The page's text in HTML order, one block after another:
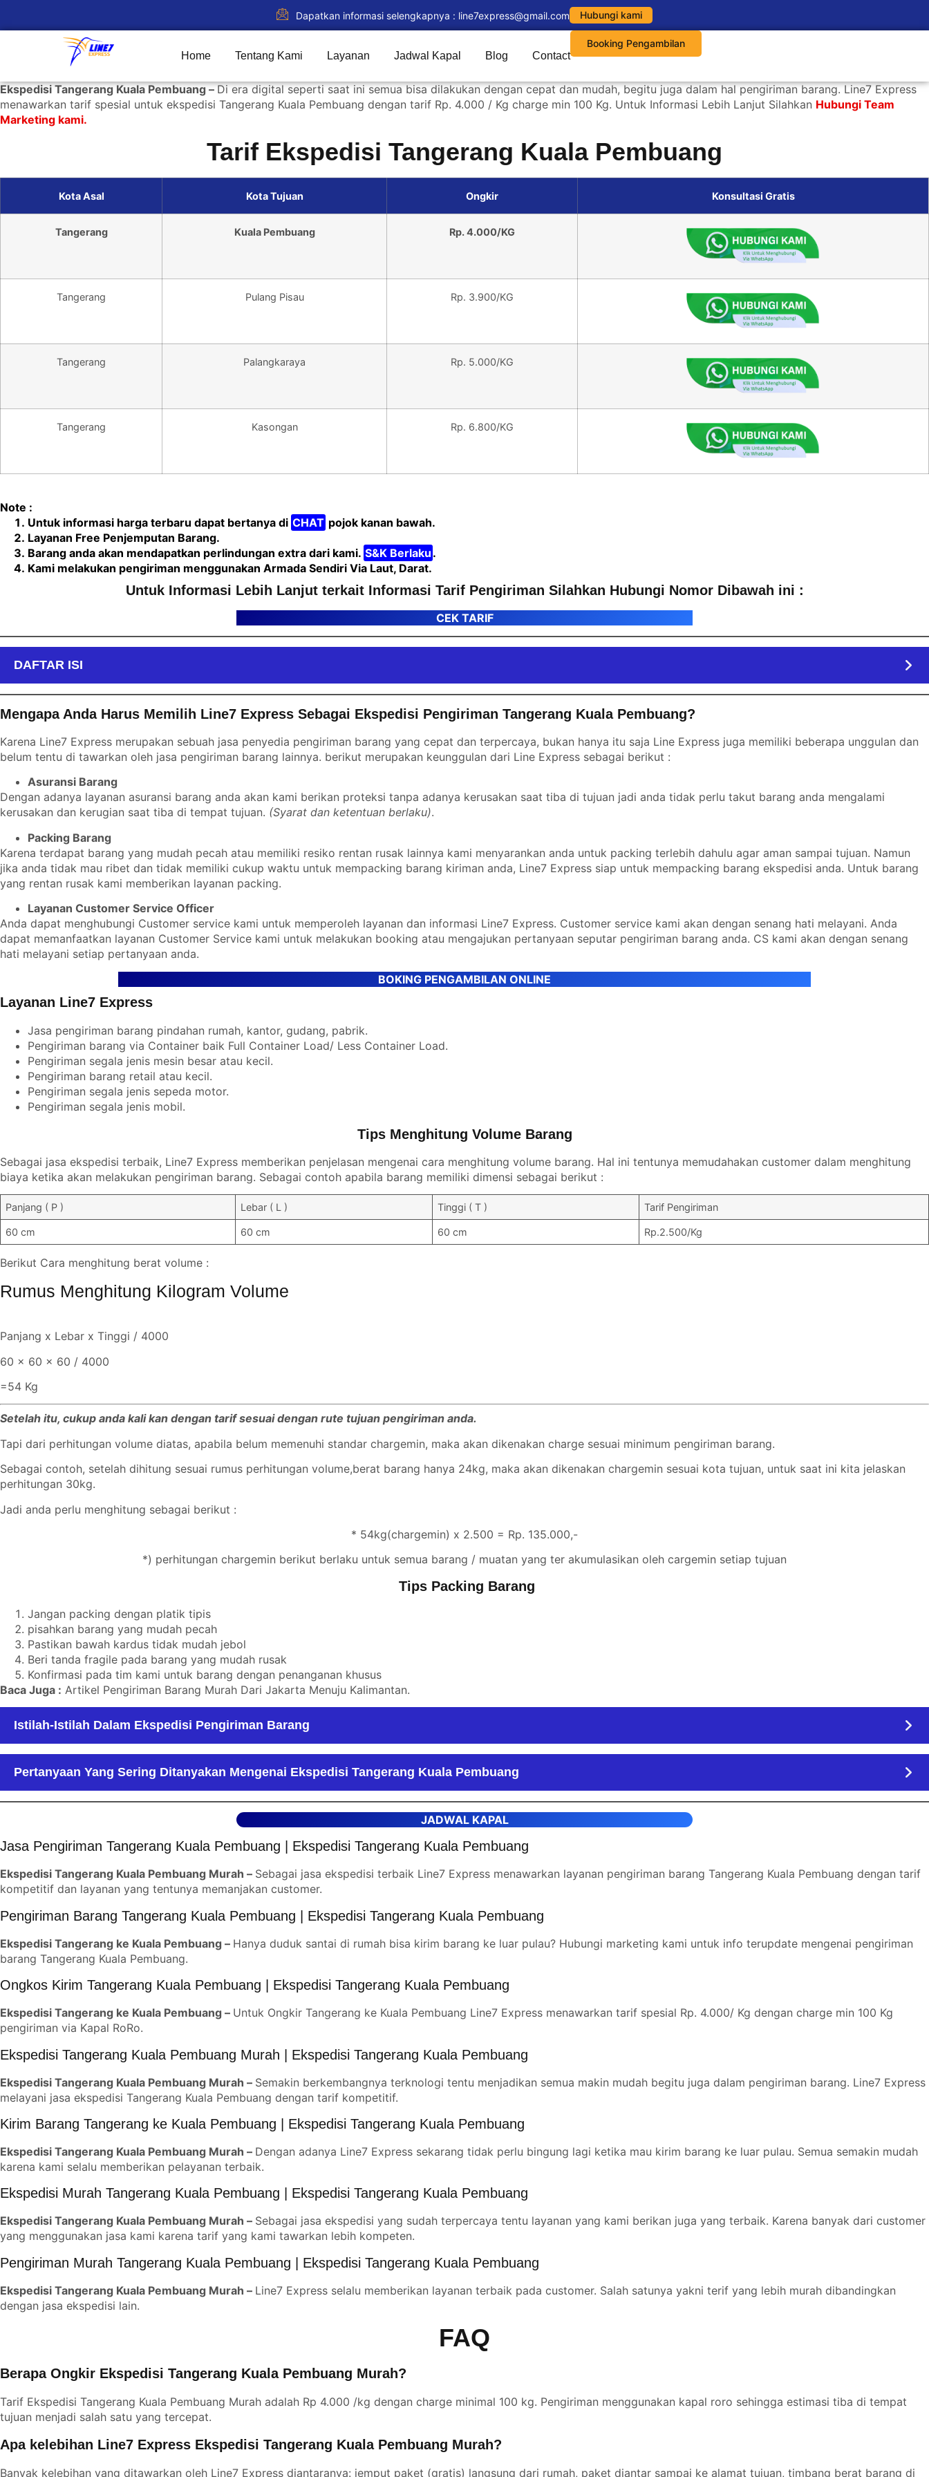
Dapatkan informasi selengkapnya : line7express@gmail.com Hubungi kami
Home Tentang Kami Layanan Jadwal Kapal Blog Contact
Booking Pengambilan
Ekspedisi Tangerang Kuala Pembuang –Di era digital seperti saat ini semua bisa dilakukan dengan cepat dan mudah, begitu juga dalam hal pengiriman barang. Line7 Express
menawarkan tarif spesial untuk ekspedisi Tangerang Kuala Pembuang dengan tarif Rp. 4.000 / Kg charge min 100 Kg. Untuk Informasi Lebih Lanjut Silahkan Hubungi Team
Marketing kami.
Tarif Ekspedisi Tangerang Kuala Pembuang
Kota Asal Kota Tujuan Ongkir Konsultasi Gratis
Tangerang Kuala Pembuang Rp. 4.000/KG
Tangerang Pulang Pisau Rp. 3.900/KG
Tangerang Palangkaraya Rp. 5.000/KG
Tangerang Kasongan Rp. 6.800/KG
Note :
Untuk informasi harga terbaru dapat bertanya di CHAT pojok kanan bawah.
Layanan Free Penjemputan Barang.
Barang anda akan mendapatkan perlindungan extra dari kami. S&K Berlaku .
Kami melakukan pengiriman menggunakan Armada Sendiri Via Laut, Darat.
Untuk Informasi Lebih Lanjut terkait Informasi Tarif Pengiriman Silahkan Hubungi Nomor Dibawah ini :
CEK TARIF
DAFTAR ISI
Mengapa Anda Harus Memilih Line7 Express Sebagai Ekspedisi Pengiriman Tangerang Kuala Pembuang?
Karena Line7 Express merupakan sebuah jasa penyedia pengiriman barang yang cepat dan terpercaya, bukan hanya itu saja Line Express juga memiliki beberapa unggulan dan
belum tentu di tawarkan oleh jasa pengiriman barang lainnya. berikut merupakan keunggulan dari Line Express sebagai berikut :
Asuransi Barang
Dengan adanya layanan asuransi barang anda akan kami berikan proteksi tanpa adanya kerusakan saat tiba di tujuan jadi anda tidak perlu takut barang anda mengalami
kerusakan dan kerugian saat tiba di tempat tujuan. (Syarat dan ketentuan berlaku).
Packing Barang
Karena terdapat barang yang mudah pecah atau memiliki resiko rentan rusak lainnya kami menyarankan anda untuk packing terlebih dahulu agar aman sampai tujuan. Namun
jika anda tidak mau ribet dan tidak memiliki cukup waktu untuk mempacking barang kiriman anda, Line7 Express siap untuk mempacking barang ekspedisi anda. Untuk barang
yang rentan rusak kami memberikan layanan packing.
Layanan Customer Service Officer
Anda dapat menghubungi Customer service kami untuk memperoleh layanan dan informasi Line7 Express. Customer service kami akan dengan senang hati melayani. Anda
dapat memanfaatkan layanan Customer Service kami untuk melakukan booking atau mengajukan pertanyaan seputar pengiriman barang anda. CS kami akan dengan senang
hati melayani setiap pertanyaan anda.
BOKING PENGAMBILAN ONLINE
Layanan Line7 Express
Jasa pengiriman barang pindahan rumah, kantor, gudang, pabrik.
Pengiriman barang via Container baik Full Container Load/ Less Container Load.
Pengiriman segala jenis mesin besar atau kecil.
Pengiriman barang retail atau kecil.
Pengiriman segala jenis sepeda motor.
Pengiriman segala jenis mobil.
Tips Menghitung Volume Barang
Sebagai jasa ekspedisi terbaik, Line7 Express memberikan penjelasan mengenai cara menghitung volume barang. Hal ini tentunya memudahakan customer dalam menghitung
biaya ketika akan melakukan pengiriman barang. Sebagai contoh apabila barang memiliki dimensi sebagai berikut :
Panjang ( P ) Lebar ( L ) Tinggi ( T ) Tarif Pengiriman
60 cm 60 cm 60 cm Rp.2.500/Kg
Berikut Cara menghitung berat volume :
Rumus Menghitung Kilogram Volume
Panjang x Lebar x Tinggi / 4000
60 x 60 x 60 / 4000
=54 Kg
Setelah itu, cukup anda kali kan dengan tarif sesuai dengan rute tujuan pengiriman anda.
Tapi dari perhitungan volume diatas, apabila belum memenuhi standar chargemin, maka akan dikenakan charge sesuai minimum pengiriman barang.
Sebagai contoh, setelah dihitung sesuai rumus perhitungan volume,berat barang hanya 24kg, maka akan dikenakan chargemin sesuai kota tujuan, untuk saat ini kita jelaskan
perhitungan 30kg.
Jadi anda perlu menghitung sebagai berikut :
* 54kg(chargemin) x 2.500 = Rp. 135.000,-
*) perhitungan chargemin berikut berlaku untuk semua barang / muatan yang ter akumulasikan oleh cargemin setiap tujuan
Tips Packing Barang
Jangan packing dengan platik tipis
pisahkan barang yang mudah pecah
Pastikan bawah kardus tidak mudah jebol
Beri tanda fragile pada barang yang mudah rusak
Konfirmasi pada tim kami untuk barang dengan penanganan khusus
Baca Juga : Artikel Pengiriman Barang Murah Dari Jakarta Menuju Kalimantan.
Istilah-Istilah Dalam Ekspedisi Pengiriman Barang
Pertanyaan Yang Sering Ditanyakan Mengenai Ekspedisi Tangerang Kuala Pembuang
JADWAL KAPAL
Jasa Pengiriman Tangerang Kuala Pembuang | Ekspedisi Tangerang Kuala Pembuang
Ekspedisi Tangerang Kuala Pembuang Murah – Sebagai jasa ekspedisi terbaik Line7 Express menawarkan layanan pengiriman barang Tangerang Kuala Pembuang dengan tarif
kompetitif dan layanan yang tentunya memanjakan customer.
Pengiriman Barang Tangerang Kuala Pembuang | Ekspedisi Tangerang Kuala Pembuang
Ekspedisi Tangerang ke Kuala Pembuang – Hanya duduk santai di rumah bisa kirim barang ke luar pulau? Hubungi marketing kami untuk info terupdate mengenai pengiriman
barang Tangerang Kuala Pembuang.
Ongkos Kirim Tangerang Kuala Pembuang | Ekspedisi Tangerang Kuala Pembuang
Ekspedisi Tangerang ke Kuala Pembuang – Untuk Ongkir Tangerang ke Kuala Pembuang Line7 Express menawarkan tarif spesial Rp. 4.000/ Kg dengan charge min 100 Kg
pengiriman via Kapal RoRo.
Ekspedisi Tangerang Kuala Pembuang Murah | Ekspedisi Tangerang Kuala Pembuang
Ekspedisi Tangerang Kuala Pembuang Murah – Semakin berkembangnya terknologi tentu menjadikan semua makin mudah begitu juga dalam pengiriman barang. Line7 Express
melayani jasa ekspedisi Tangerang Kuala Pembuang dengan tarif kompetitif.
Kirim Barang Tangerang ke Kuala Pembuang | Ekspedisi Tangerang Kuala Pembuang
Ekspedisi Tangerang Kuala Pembuang Murah – Dengan adanya Line7 Express sekarang tidak perlu bingung lagi ketika mau kirim barang ke luar pulau. Semua semakin mudah
karena kami selalu memberikan pelayanan terbaik.
Ekspedisi Murah Tangerang Kuala Pembuang | Ekspedisi Tangerang Kuala Pembuang
Ekspedisi Tangerang Kuala Pembuang Murah – Sebagai jasa ekspedisi yang sudah terpercaya tentu layanan yang kami berikan juga yang terbaik. Karena banyak dari customer
yang menggunakan jasa kami karena tarif yang kami tawarkan lebih kompeten.
Pengiriman Murah Tangerang Kuala Pembuang | Ekspedisi Tangerang Kuala Pembuang
Ekspedisi Tangerang Kuala Pembuang Murah – Line7 Express selalu memberikan layanan terbaik pada customer. Salah satunya yakni terif yang lebih murah dibandingkan
dengan jasa ekspedisi lain.
FAQ
Berapa Ongkir Ekspedisi Tangerang Kuala Pembuang Murah?
Tarif Ekspedisi Tangerang Kuala Pembuang Murah adalah Rp 4.000 /kg dengan charge minimal 100 kg. Pengiriman menggunakan kapal roro sehingga estimasi tiba di tempat
tujuan menjadi salah satu yang tercepat.
Apa kelebihan Line7 Express Ekspedisi Tangerang Kuala Pembuang Murah?
Banyak kelebihan yang ditawarkan oleh Line7 Express diantaranya: jemput paket (gratis) langsung dari rumah, paket diantar sampai ke alamat tujuan, timbang berat barang di